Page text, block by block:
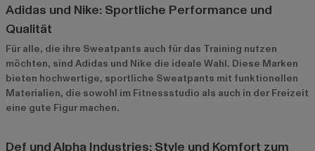
Adidas und Nike: Sportliche Performance und
Qualität
Für alle, die ihre Sweatpants auch für das Training nutzen
möchten, sind Adidas und Nike die ideale Wahl. Diese Marken
bieten hochwertige, sportliche Sweatpants mit funktionellen
Materialien, die sowohl im Fitnessstudio als auch in der Freizeit
eine gute Figur machen.
Def und Alpha Industries: Style und Komfort zum